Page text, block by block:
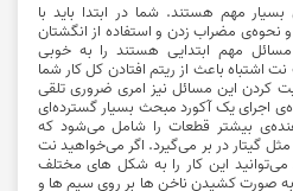
مهم هستند. شما در ابتدا باید با
نحوه‌ی مضراب زدن و استفاده از انگشتان
مهم ابتدایی هستند را به خوبی
اشتباه باعث از ریتم افتادن کل کار شما
کردن این مسائل نیز امری ضروری تلقی
اجرای یک آکورد مبحث بسیار گسترده‌ای
بیشتر قطعات را شامل می‌شود که
گیتار در بر می‌گیرد. اگر می‌خواهید نت
می‌توانید این کار را به شکل های مختلف
به صورت کشیدن ناخن ها بر روی سیم ها و